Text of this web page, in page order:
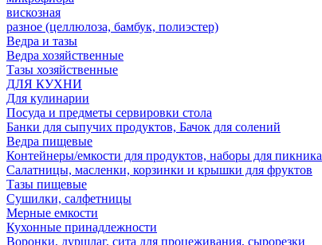
вискозная
разное (целлюлоза, бамбук, полиэстер)
Ведра и тазы
Ведра хозяйственные
Тазы хозяйственные
ДЛЯ КУХНИ
Для кулинарии
Посуда и предметы сервировки стола
Банки для сыпучих продуктов, Бачок для солений
Ведра пищевые
Контейнеры/емкости для продуктов, наборы для пикника
Салатницы, масленки, корзинки и крышки для фруктов
Тазы пищевые
Сушилки, салфетницы
Мерные емкости
Кухонные принадлежности
Воронки, дуршлаг, сита для процеживания, сырорезки